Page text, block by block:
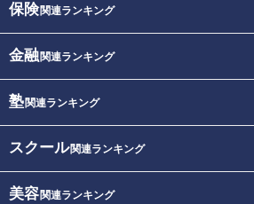
保険関連ランキング
金融関連ランキング
塾関連ランキング
スクール関連ランキング
美容関連ランキング